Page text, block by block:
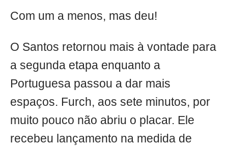
Com um a menos, mas deu!
O Santos retornou mais à vontade para
a segunda etapa enquanto a
Portuguesa passou a dar mais
espaços. Furch, aos sete minutos, por
muito pouco não abriu o placar. Ele
recebeu lançamento na medida de